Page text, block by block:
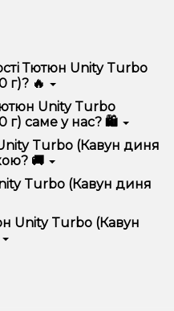
Тютюн Unity Turbo
г)? 🔥
орбіт, 100 г)
зручністю
Unity Turbo
г) саме у нас? 🛍️
продукцію,
ціни та швидку
акції та знижки
Turbo (Кавун диня
🚚
в кілька кліків:
Turbo (Кавун диня орбіт,
замовлення.
– ми швидко
Turbo (Кавун диня
уподобань – наприклад,
розмір, матеріал та тип
та смак. Наші
Unity Turbo (Кавун
за оновленнями на